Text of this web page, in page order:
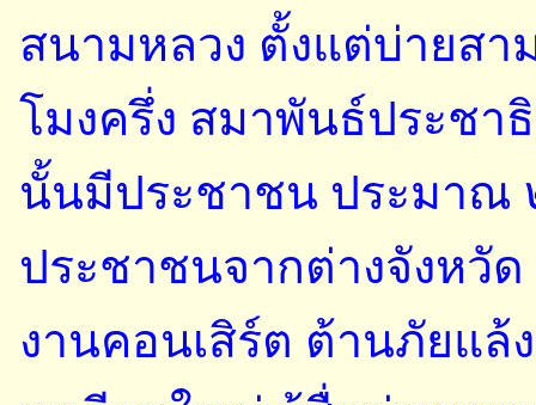
สนามหลวง ตั้งแต่บ่ายสา
โมงครึ่ง สมาพันธ์ประชา
นั้นมีประชาชน ประมาณ
ประชาชนจากต่างจังหวั
งานคอนเสิร์ต ต้านภัยแ